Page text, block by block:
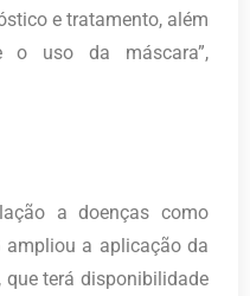
e tratamento, além
o uso da máscara”,
a doenças como
ampliou a aplicação da
terá disponibilidade